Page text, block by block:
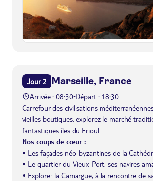
Jour 2 Marseille, France
Arrivée : 08:30-Départ : 18:30
Carrefour des civilisations
vieilles boutiques, explorez le marché
fantastiques îles du Frioul.
Nos coups de cœur :
• Les façades néo-byzantines de la
• Le quartier du Vieux-Port, ses navires
• Explorer la Camargue, à la rencontre de